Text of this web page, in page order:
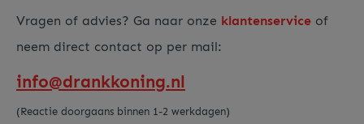
Vragen of advies? Ga naar onze klantenservice of
neem direct contact op per mail:
info@drankkoning.nl
(Reactie doorgaans binnen 1-2 werkdagen)